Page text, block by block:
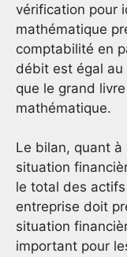
vérification pour
mathématique
comptabilité en
débit est égal
que le grand
mathématique.
Le bilan, quant
situation
le total des
entreprise doit
situation
important pour